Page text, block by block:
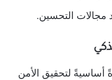
مجالات التحسين.
أساسيةً لتحقيق الأمن